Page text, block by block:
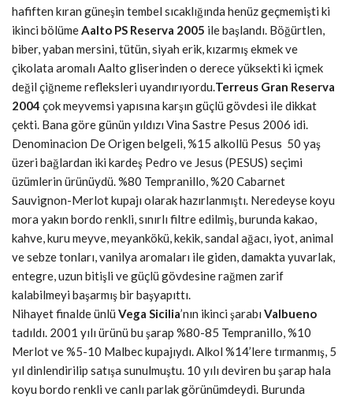
hafiften kıran güneşin tembel sıcaklığında henüz geçmemişti ki
ikinci bölümeAalto PS Reserva 2005 ile başlandı. Böğürtlen,
biber, yaban mersini, tütün, siyah erik, kızarmış ekmek ve
çikolata aromalı Aalto gliserinden o derece yüksekti ki içmek
değil çiğneme refleksleri uyandırıyordu.Terreus Gran Reserva
2004 çok meyvemsi yapısına karşın güçlü gövdesi ile dikkat
çekti. Bana göre günün yıldızı Vina Sastre Pesus 2006 idi.
Denominacion De Origen belgeli, %15 alkollü Pesus 50 yaş
üzeri bağlardan iki kardeş Pedro ve Jesus (PESUS) seçimi
üzümlerin ürünüydü. %80 Tempranillo, %20 Cabarnet
Sauvignon-Merlot kupajı olarak hazırlanmıştı. Neredeyse koyu
mora yakın bordo renkli, sınırlı filtre edilmiş, burunda kakao,
kahve, kuru meyve, meyankökü, kekik, sandal ağacı, iyot, animal
ve sebze tonları, vanilya aromaları ile giden, damakta yuvarlak,
entegre, uzun bitişli ve güçlü gövdesine rağmen zarif
kalabilmeyi başarmış bir başyapıttı.
Nihayet finalde ünlü Vega Sicilia’nın ikinci şarabı Valbueno
tadıldı. 2001 yılı ürünü bu şarap %80-85 Tempranillo, %10
Merlot ve %5-10 Malbec kupajıydı. Alkol %14’lere tırmanmış, 5
yıl dinlendirilip satışa sunulmuştu. 10 yılı deviren bu şarap hala
koyu bordo renkli ve canlı parlak görünümdeydi. Burunda